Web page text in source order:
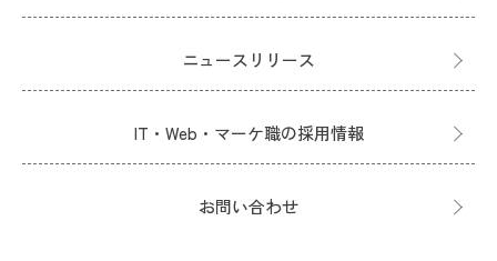
ニュースリリース
IT・Web・マーケ職の採用情報
お問い合わせ